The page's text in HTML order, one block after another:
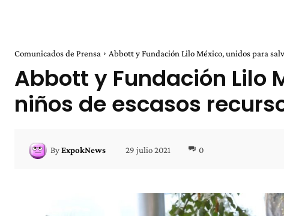
Comunicados de Prensa Abbott y Fundación Lilo México, unidos para
Abbott y Fundación Lilo
niños de escasos
ByExpokNews 29 julio 2021 0